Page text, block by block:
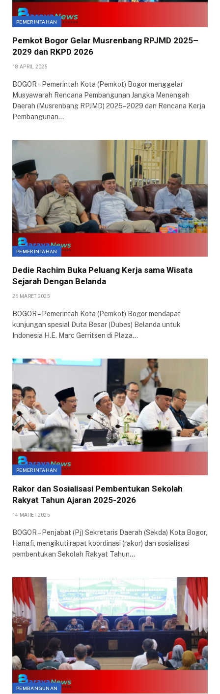
PEMERINTAHAN
Pemkot Bogor Gelar Musrenbang RPJMD 2025–
2029 dan RKPD 2026
18 APRIL 2025
BOGOR – Pemerintah Kota (Pemkot) Bogor menggelar
Musyawarah Rencana Pembangunan Jangka Menengah
Daerah (Musrenbang RPJMD) 2025–2029 dan Rencana Kerja
Pembangunan…
PEMERINTAHAN
Dedie Rachim Buka Peluang Kerja sama Wisata
Sejarah Dengan Belanda
26 MARET 2025
BOGOR – Pemerintah Kota (Pemkot) Bogor mendapat
kunjungan spesial Duta Besar (Dubes) Belanda untuk
Indonesia H.E. Marc Gerritsen di Plaza…
PEMERINTAHAN
Rakor dan Sosialisasi Pembentukan Sekolah
Rakyat Tahun Ajaran 2025-2026
14 MARET 2025
BOGOR – Penjabat (Pj) Sekretaris Daerah (Sekda) Kota Bogor,
Hanafi, mengikuti rapat koordinasi (rakor) dan sosialisasi
pembentukan Sekolah Rakyat Tahun…
PEMBANGUNAN